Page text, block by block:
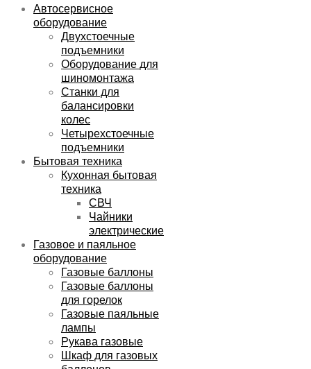
Автосервисное
оборудование
Двухстоечные
подъемники
Оборудование для
шиномонтажа
Станки для
балансировки
колес
Четырехстоечные
подъемники
Бытовая техника
Кухонная бытовая
техника
СВЧ
Чайники
электрические
Газовое и паяльное
оборудование
Газовые баллоны
Газовые баллоны
для горелок
Газовые паяльные
лампы
Рукава газовые
Шкаф для газовых